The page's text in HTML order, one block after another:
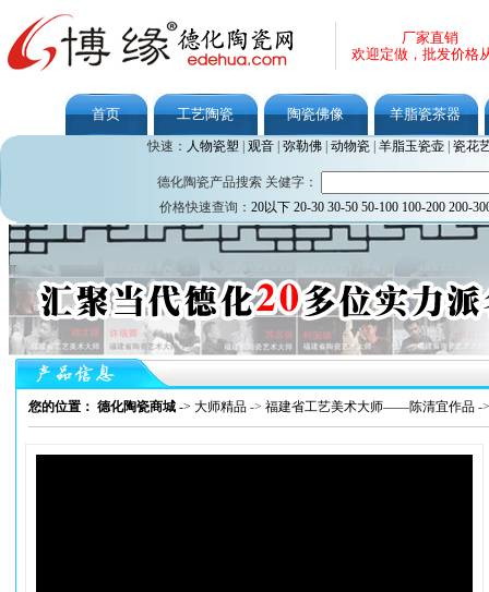
厂家直销
欢迎定做，批发价格
首页 工艺陶瓷 陶瓷佛像 羊脂瓷茶器
快速： 人物瓷塑 观音| 弥勒佛| 动物瓷| 羊脂玉瓷壶| 瓷花
德化陶瓷产品搜索 关健字：
价格快速查询： 20以下 20-30 30-50 50-100 100-200 200-
您的位置： 德化陶瓷商城 -> 大师精品 -> 福建省工艺美术大师——陈清宜作品 -